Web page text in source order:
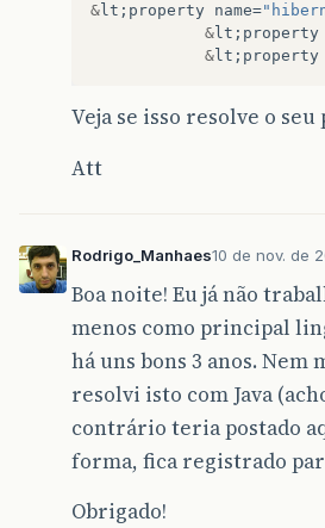
& lt ; property name=
& lt ; property
& lt ; property
Veja se isso resolve o
Att
Rodrigo_Manhaes10 de nov. de
Boa noite! Eu já não
menos como principal
há uns bons 3 anos. Nem
resolvi isto com Java
contrário teria postado
forma, fica registrado
Obrigado!